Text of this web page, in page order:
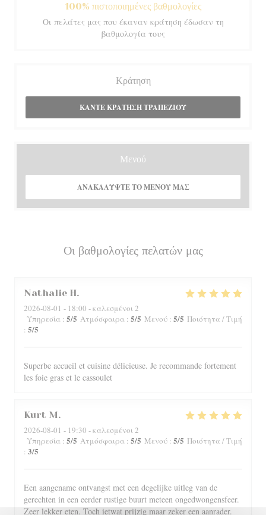
Οι βαθμολογίες πελατών μας
Nathalie H
2026-08-01 - 18:00 - καλεσμένοι 2
Υπηρεσία : 5/5 Ατμόσφαιρα : 5/5 Μενού : 5/5 Ποιότητα / Τιμή
: 5/5
Superbe accueil et cuisine délicieuse. Je recommande fortement
les foie gras et le cassoulet
Kurt M
2026-08-01 - 19:30 - καλεσμένοι 2
Υπηρεσία : 5/5 Ατμόσφαιρα : 5/5 Μενού : 5/5 Ποιότητα / Τιμή
: 3/5
Een aangename ontvangst met een degelijke uitleg van de
gerechten in een eerder rustige buurt meteen ongedwongensfeer.
Zeer lekker eten. Toch ietwat prijzig maar zeker een aanrader.
100% πιστοποιημένες βαθμολογίες
Οι πελάτες μας που έκαναν κράτηση έδωσαν τη
βαθμολογία τους
Κράτηση
ΚΆΝΤΕ ΚΡΆΤΗΣΗ ΤΡΑΠΕΖΙΟΎ
Μενού
ΑΝΑΚΑΛΎΨΤΕ ΤΟ ΜΕΝΟΎ ΜΑΣ